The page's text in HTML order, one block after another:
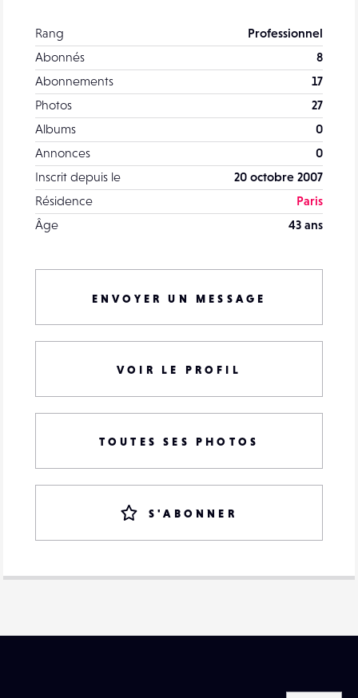
Rang
Professionnel
Abonnés
8
Abonnements
17
Photos
27
Albums
0
Annonces
0
Inscrit depuis le
20 octobre 2007
Résidence
Paris
Âge
43 ans
ENVOYER UN MESSAGE
VOIR LE PROFIL
TOUTES SES PHOTOS
S'ABONNER